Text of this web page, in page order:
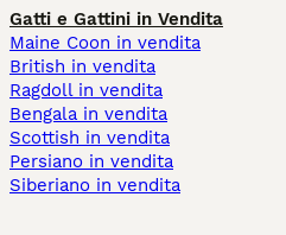
Gatti e Gattini in Vendita
Maine Coon in vendita
British in vendita
Ragdoll in vendita
Bengala in vendita
Scottish in vendita
Persiano in vendita
Siberiano in vendita